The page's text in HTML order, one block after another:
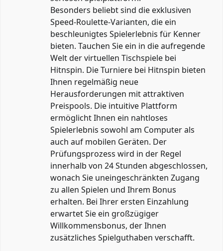
Besonders beliebt sind die exklusiven
Speed-Roulette-Varianten, die ein
beschleunigtes Spielerlebnis für Kenner
bieten. Tauchen Sie ein in die aufregende
Welt der virtuellen Tischspiele bei
Hitnspin. Die Turniere bei Hitnspin bieten
Ihnen regelmäßig neue
Herausforderungen mit attraktiven
Preispools. Die intuitive Plattform
ermöglicht Ihnen ein nahtloses
Spielerlebnis sowohl am Computer als
auch auf mobilen Geräten. Der
Prüfungsprozess wird in der Regel
innerhalb von 24 Stunden abgeschlossen,
wonach Sie uneingeschränkten Zugang
zu allen Spielen und Ihrem Bonus
erhalten. Bei Ihrer ersten Einzahlung
erwartet Sie ein großzügiger
Willkommensbonus, der Ihnen
zusätzliches Spielguthaben verschafft.